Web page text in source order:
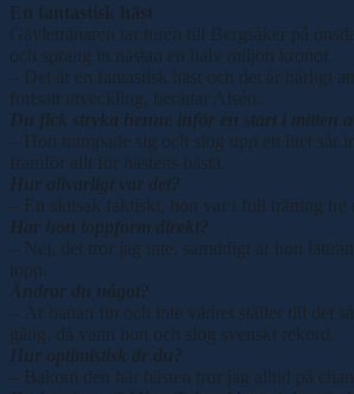
En fantastisk häst
Gävletränaren tar turen till Bergsåker på
och sprang in nästan en halv miljon kronor.
– Det är en fantastisk häst och det är härligt
fortsatt utveckling, berättar Alsén.
Du fick stryka henne inför en start i mitten
– Hon trampade sig och slog upp ett litet
framför allt för hästens bästa.
Hur allvarligt var det?
– En skitsak faktiskt, hon var i full träning
Har hon toppform direkt?
– Nej, det tror jag inte, samtidigt är hon
topp.
Ändrar du något?
– Är banan fin och inte vädret ställer till det
gång, då vann hon och slog svenskt rekord.
Hur optimistisk är du?
– Bakom den här hästen tror jag alltid på